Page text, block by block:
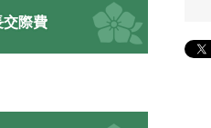
交際費